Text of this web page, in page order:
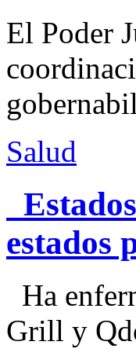
El Poder
Salud
estados
Ha
Grill y